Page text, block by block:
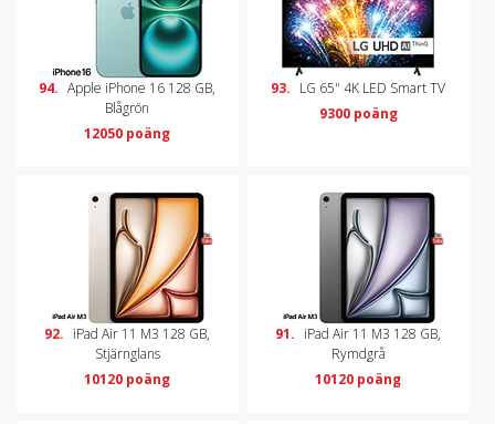
94. Apple iPhone 16 128 GB,
Blågrön
12050 poäng
93. LG 65" 4K LED Smart TV
9300 poäng
92. iPad Air 11 M3 128 GB,
Stjärnglans
10120 poäng
91. iPad Air 11 M3 128 GB,
Rymdgrå
10120 poäng